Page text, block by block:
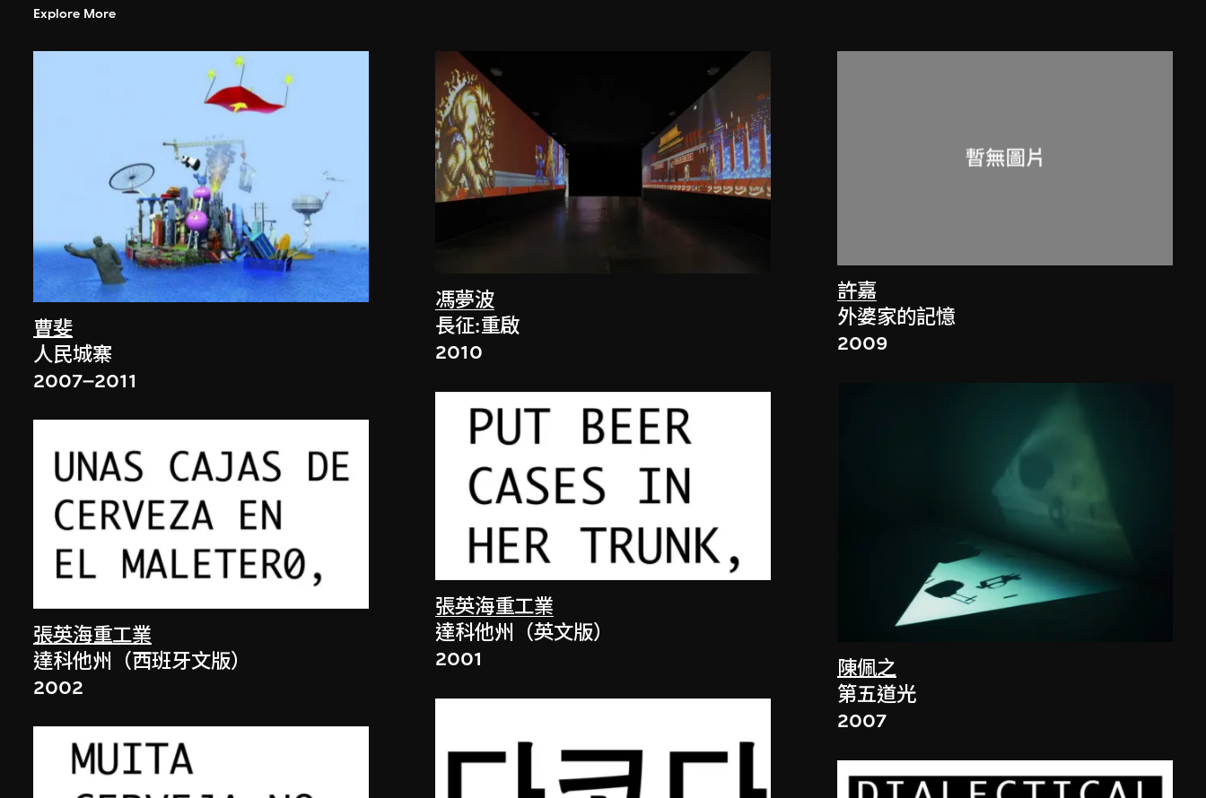
Explore More
曹斐
人民城寨
2007–2011
張英海重工業
達科他州（西班牙文版）
2002
馮夢波
長征:重啟
2010
張英海重工業
達科他州（英文版）
2001
許嘉
外婆家的記憶
2009
陳佩之
第五道光
2007